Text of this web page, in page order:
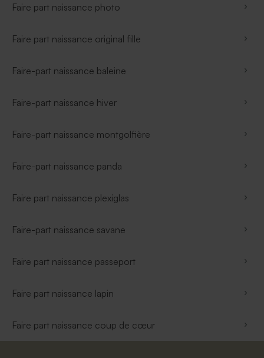
Faire part naissance photo
Faire part naissance original fille
Faire-part naissance baleine
Faire-part naissance hiver
Faire-part naissance montgolfière
Faire-part naissance panda
Faire part naissance plexiglas
Faire-part naissance savane
Faire part naissance passeport
Faire part naissance lapin
Faire part naissance coup de cœur